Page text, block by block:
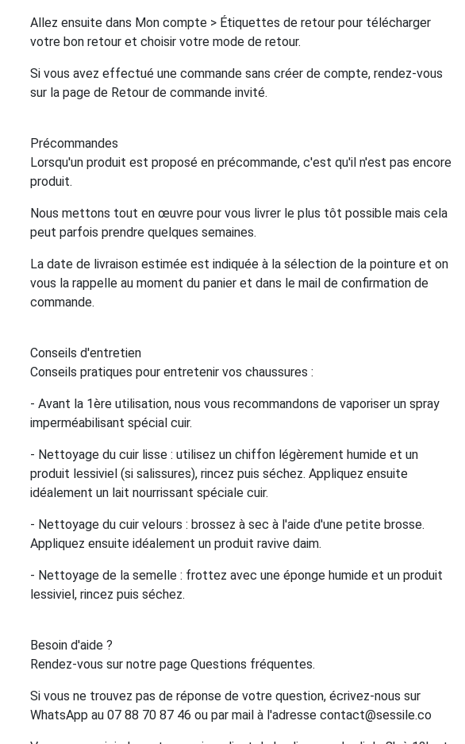
Allez ensuite dans Mon compte > Étiquettes de retour pour télécharger
votre bon retour et choisir votre mode de retour.
Si vous avez effectué une commande sans créer de compte, rendez-vous
sur la page de Retour de commande invité.
Précommandes
Lorsqu'un produit est proposé en précommande, c'est qu'il n'est pas encore
produit.
Nous mettons tout en œuvre pour vous livrer le plus tôt possible mais cela
peut parfois prendre quelques semaines.
La date de livraison estimée est indiquée à la sélection de la pointure et on
vous la rappelle au moment du panier et dans le mail de confirmation de
commande.
Conseils d'entretien
Conseils pratiques pour entretenir vos chaussures :
- Avant la 1ère utilisation, nous vous recommandons de vaporiser un spray
imperméabilisant spécial cuir.
- Nettoyage du cuir lisse : utilisez un chiffon légèrement humide et un
produit lessiviel (si salissures), rincez puis séchez. Appliquez ensuite
idéalement un lait nourrissant spéciale cuir.
- Nettoyage du cuir velours : brossez à sec à l'aide d'une petite brosse.
Appliquez ensuite idéalement un produit ravive daim.
- Nettoyage de la semelle : frottez avec une éponge humide et un produit
lessiviel, rincez puis séchez.
Besoin d'aide ?
Rendez-vous sur notre page Questions fréquentes.
Si vous ne trouvez pas de réponse de votre question, écrivez-nous sur
WhatsApp au 07 88 70 87 46 ou par mail à l'adresse contact@sessile.co